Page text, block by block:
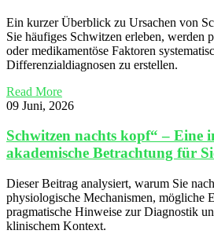
Ein kurzer Überblick zu Ursachen von
Sie häufiges Schwitzen erleben, werden
oder medikamentöse Faktoren
Differenzialdiagnosen zu erstellen.
Read More
09 Juni, 2026
Schwitzen nachts kopf“ – Eine
akademische Betrachtung für
Dieser Beitrag analysiert, warum Sie
physiologische Mechanismen, mögliche
pragmatische Hinweise zur Diagnostik
klinischem Kontext.